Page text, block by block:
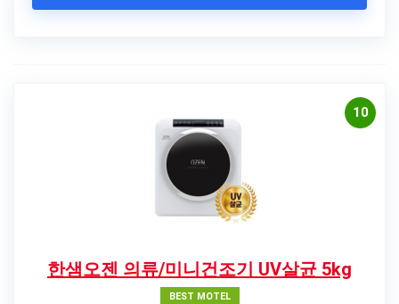
10
한샘오젠 의류/미니건조기 UV살균 5kg
BEST MOTEL